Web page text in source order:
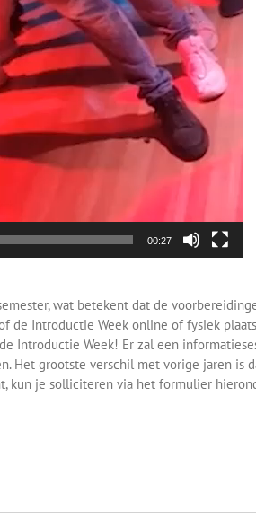
00:27
wat betekent dat de
de Introductie Week online of fysiek
Introductie Week! Er zal een
Het grootste verschil met vorige jaren
kun je solliciteren via het formulier